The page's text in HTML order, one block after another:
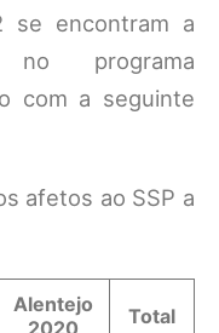
se encontram a
no programa
com a seguinte
afetos ao SSP a
Alentejo
2020
Total